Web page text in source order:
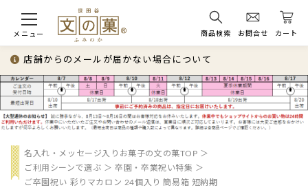
メニュー 商品検索 お問合せ カート
店舗からのメールが届かない場合について
名入れ・メッセージ入りお菓子の文の菓TOP
ご利用シーンで選ぶ
卒園・卒業祝い特集
ご卒園祝い 彩りマカロン 24個入り 簡易箱 短納期